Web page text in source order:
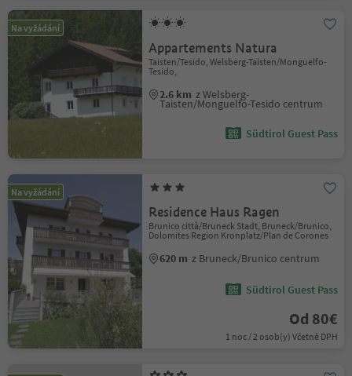
Na vyžádání
Appartements Natura
Taisten/Tesido, Welsberg-Taisten/Monguelfo-
Tesido,
2.6 km z Welsberg-
Taisten/Monguelfo-Tesido centrum
Südtirol Guest Pass
Na vyžádání
Residence Haus Ragen
Brunico città/Bruneck Stadt, Bruneck/Brunico,
Dolomites Region Kronplatz/Plan de Corones
620 m z Bruneck/Brunico centrum
Südtirol Guest Pass
Od 80€
1 noc / 2 osob(y) Včetně DPH